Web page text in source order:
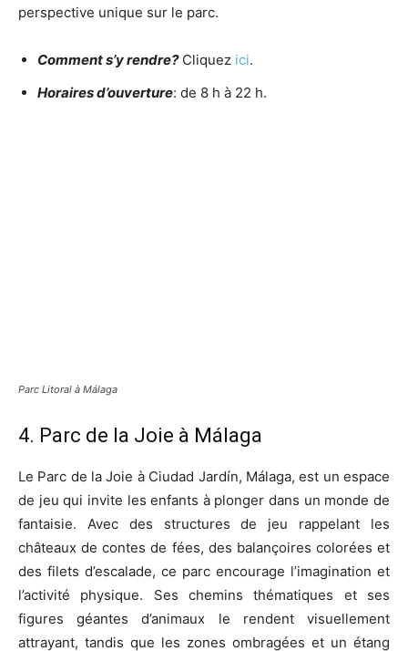
perspective unique sur le parc.
Comment s’y rendre?Cliquez ici.
Horaires d’ouverture: de 8 h à 22 h.
Parc Litoral à Málaga
4. Parc de la Joie à Málaga
Le Parc de la Joie à Ciudad Jardín, Málaga, est un espace
de jeu qui invite les enfants à plonger dans un monde de
fantaisie. Avec des structures de jeu rappelant les
châteaux de contes de fées, des balançoires colorées et
des filets d’escalade, ce parc encourage l’imagination et
l’activité physique. Ses chemins thématiques et ses
figures géantes d’animaux le rendent visuellement
attrayant, tandis que les zones ombragées et un étang